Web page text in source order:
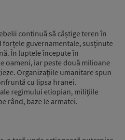
continuă să câștige teren în
forțele guvernamentale, susținute
În luptele începute în
oameni, iar peste două milioane
Organizațiile umanitare spun
cu lipsa hranei.
regimului etiopian, milițiile
rând, baze le armatei.